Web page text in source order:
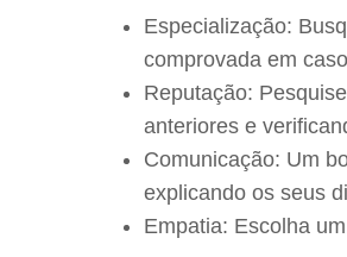
Especialização:
comprovada em
Reputação:
anteriores e
Comunicação: Um
explicando os seus
Empatia: Escolha